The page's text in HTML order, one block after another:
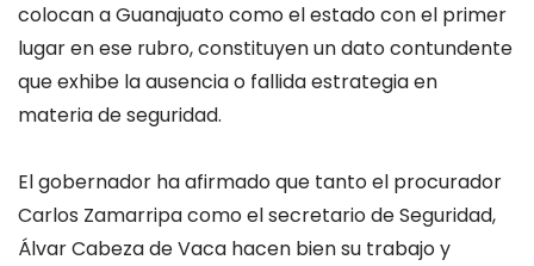
colocan a Guanajuato como el estado con el primer
lugar en ese rubro, constituyen un dato contundente
que exhibe la ausencia o fallida estrategia en
materia de seguridad.
El gobernador ha afirmado que tanto el procurador
Carlos Zamarripa como el secretario de Seguridad,
Álvar Cabeza de Vaca hacen bien su trabajo y